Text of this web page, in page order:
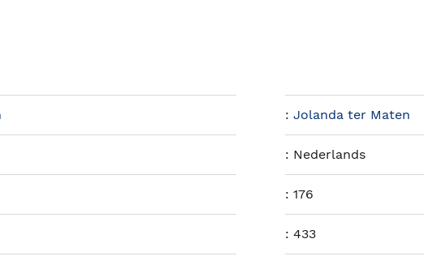
:Jolanda ter Maten
: Nederlands
:176
:433